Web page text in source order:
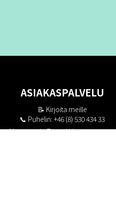
ASIAKASPALVELU
📝 Kirjoita meille
📞 Puhelin: +46 (8) 530 434 33
Maanantai - Torstai klo 10.00 - 17.00